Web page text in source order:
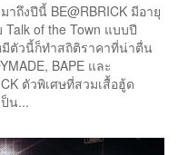
ถึงปีนี้ BE@RBRICK มีอายุ
of the Town แบบปี
ตัวนี้ก็ทำสถิติราคาที่น่าตื่น
BAPE และ
ตัวพิเศษที่สวมเสื้อฮู้ด
น...